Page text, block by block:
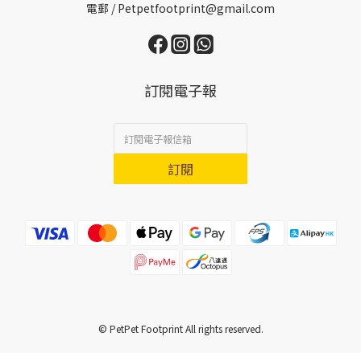
電郵 / Petpetfootprint@gmail.com
訂閱電子報
訂閱
© PetPet Footprint All rights reserved.